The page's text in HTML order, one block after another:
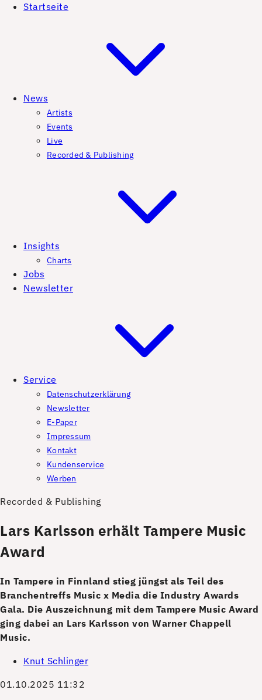
Startseite
News
Artists
Events
Live
Recorded & Publishing
Insights
Charts
Jobs
Newsletter
Service
Datenschutzerklärung
Newsletter
E-Paper
Impressum
Kontakt
Kundenservice
Werben
Recorded & Publishing
Lars Karlsson erhält Tampere Music
Award
In Tampere in Finnland stieg jüngst als Teil des
Branchentreffs Music x Media die Industry Awards
Gala. Die Auszeichnung mit dem Tampere Music Award
ging dabei an Lars Karlsson von Warner Chappell
Music.
Knut Schlinger
01.10.2025 11:32